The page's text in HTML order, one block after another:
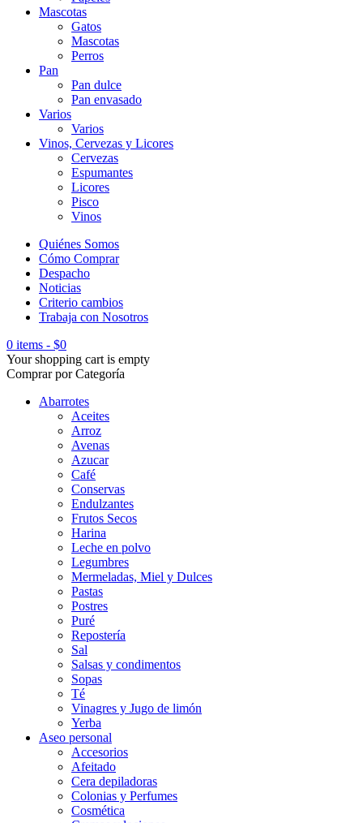
Mascotas
Gatos
Mascotas
Perros
Pan
Pan dulce
Pan envasado
Varios
Varios
Vinos, Cervezas y Licores
Cervezas
Espumantes
Licores
Pisco
Vinos
Quiénes Somos
Cómo Comprar
Despacho
Noticias
Criterio cambios
Trabaja con Nosotros
0 items - $0
Your shopping cart is empty
Comprar por Categoría
Abarrotes
Aceites
Arroz
Avenas
Azucar
Café
Conservas
Endulzantes
Frutos Secos
Harina
Leche en polvo
Legumbres
Mermeladas, Miel y Dulces
Pastas
Postres
Puré
Repostería
Sal
Salsas y condimentos
Sopas
Té
Vinagres y Jugo de limón
Yerba
Aseo personal
Accesorios
Afeitado
Cera depiladoras
Colonias y Perfumes
Cosmética